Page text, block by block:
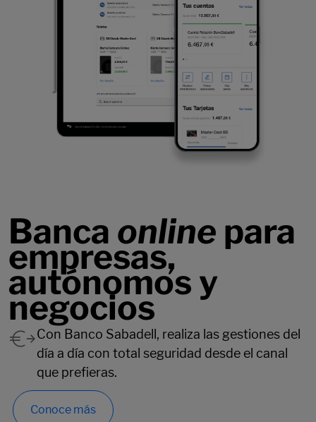
Banca online para
empresas,
autónomos y
negocios
Con Banco Sabadell, realiza las gestiones del
día a día con total seguridad desde el canal
que prefieras.
Conoce más